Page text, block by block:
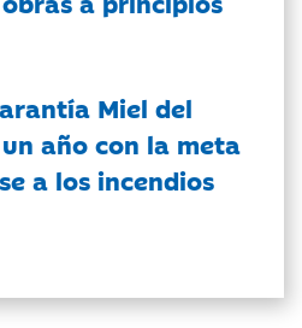
Miel del
año con la meta
a los incendios